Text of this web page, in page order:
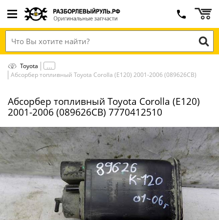
Toyota
Абсорбер топливный Toyota Corolla (E120) 2001-2006 (089626СВ)
Абсорбер топливный Toyota Corolla (E120)
2001-2006 (089626СВ) 7770412510